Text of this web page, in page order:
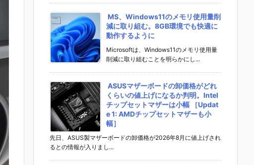
MS、Windows11のメモリ使用量削
減に取り組む。8GB環境でも快適に
動作するように
Microsoftは、Windows11のメモリ使用量
削減に取り組むことを明らかにし...
ASUSマザーボードの卸価格がどれ
くらいの値上げになるか判明。Intel
チップセットマザーは小幅 ［Updat
e 1: AMDチップセットマザーも小
幅］
先日、ASUS製マザーボードの卸価格が2026年8月に値上げされ
るとの情報が入りまし...